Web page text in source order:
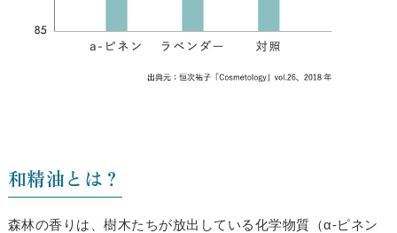
和精油とは？
森林の香りは、樹木たちが放出している化学物質（α-ピネン